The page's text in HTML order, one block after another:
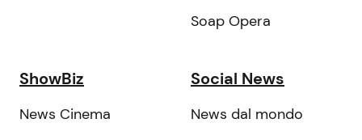
Soap Opera
ShowBiz
News Cinema
Social News
News dal mondo